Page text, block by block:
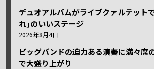
デュオアルバムがライブクァルテット
れ｣のいいステージ
2026年8月4日
ビッグバンドの迫力ある演奏に満々席
で大盛り上がり